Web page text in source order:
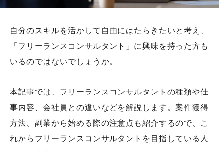
自分のスキルを活かして自由にはたらきたいと考え、
「フリーランスコンサルタント」に興味を持った方も
いるのではないでしょうか。
本記事では、フリーランスコンサルタントの種類や仕
事内容、会社員との違いなどを解説します。案件獲得
方法、副業から始める際の注意点も紹介するので、こ
れからフリーランスコンサルタントを目指している人